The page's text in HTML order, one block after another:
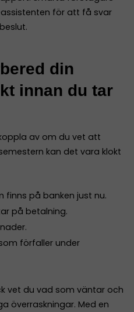
för att få svar
din
innan du tar
av om du vet att
kan det vara klokt
finns på banken just nu.
på betalning.
förfaller under
vet du vad som väntar och
överraskningar. Med en